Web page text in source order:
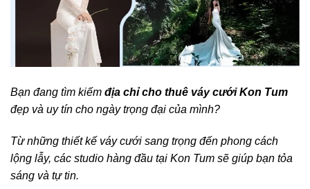
Bạn đang tìm kiếm địa chỉ cho thuê váy cưới Kon Tum
đẹp và uy tín cho ngày trọng đại của mình?
Từ những thiết kế váy cưới sang trọng đến phong cách
lộng lẫy, các studio hàng đầu tại Kon Tum sẽ giúp bạn tỏa
sáng và tự tin.